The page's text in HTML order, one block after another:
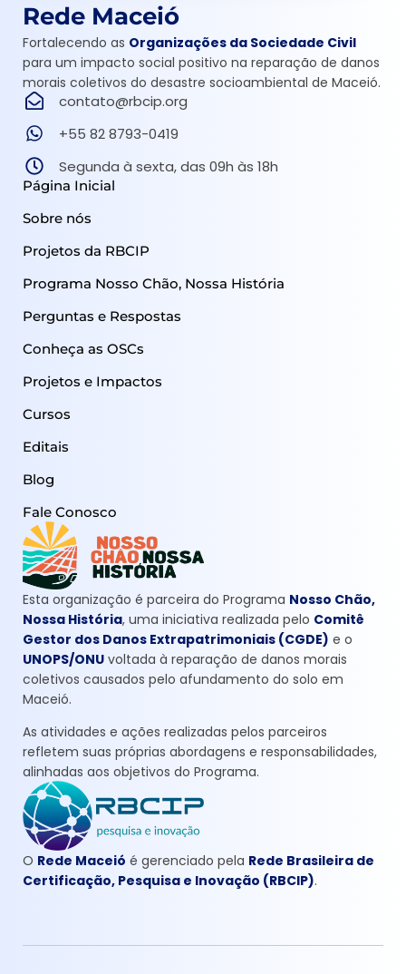
Rede Maceió
Fortalecendo as Organizações da Sociedade Civil
para um impacto social positivo na reparação de danos
morais coletivos do desastre socioambiental de Maceió.
contato@rbcip.org
+55 82 8793-0419
Segunda à sexta, das 09h às 18h
Página Inicial
Sobre nós
Projetos da RBCIP
Programa Nosso Chão, Nossa História
Perguntas e Respostas
Conheça as OSCs
Projetos e Impactos
Cursos
Editais
Blog
Fale Conosco
Esta organização é parceira do Programa Nosso Chão,
Nossa História, uma iniciativa realizada pelo Comitê
Gestor dos Danos Extrapatrimoniais (CGDE) e o
UNOPS/ONU voltada à reparação de danos morais
coletivos causados pelo afundamento do solo em
Maceió.
As atividades e ações realizadas pelos parceiros
refletem suas próprias abordagens e responsabilidades,
alinhadas aos objetivos do Programa.
O Rede Maceió é gerenciado pela Rede Brasileira de
Certificação, Pesquisa e Inovação (RBCIP).